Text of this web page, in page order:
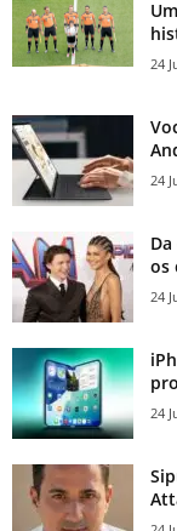
24
24
os
24
24